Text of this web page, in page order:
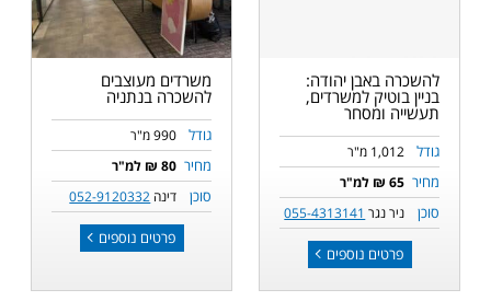
להשכרה באבן יהודה:
בניין בוטיק למשרדים,
תעשייה ומסחר
גודל 1,012 מ"ר
מחיר 65 ₪ למ"ר
סוכן ניר נגר 055-4313141
פרטים נוספים
משרדים מעוצבים
להשכרה בנתניה
גודל 990 מ"ר
מחיר 80 ₪ למ"ר
סוכן דינה 052-9120332
פרטים נוספים